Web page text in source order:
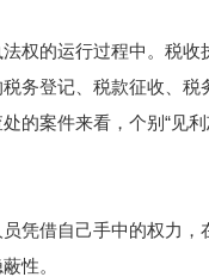
权的运行过程中。税
务登记、税款征收、
的案件来看，个别“见
凭借自己手中的权力
性。